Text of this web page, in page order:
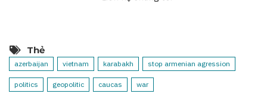
Thẻ
azerbaijan vietnam karabakh stop armenian agression
politics geopolitic caucas war